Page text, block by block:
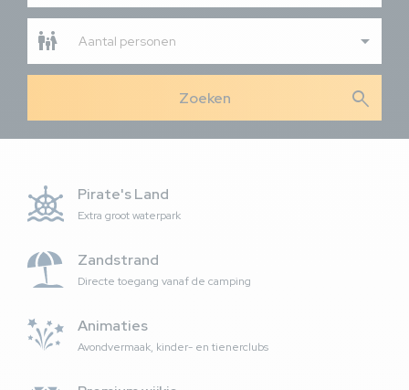
Aantal personen
search
Pirate's Land
Extra groot waterpark
Zandstrand
Directe toegang vanaf de camping
Animaties
Avondvermaak, kinder- en tienerclubs